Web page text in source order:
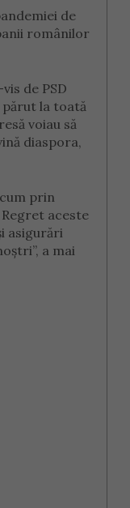
de
românilor
de PSD
părut la toată
voiau să
diaspora,
prin
aceste
asigurări
a mai